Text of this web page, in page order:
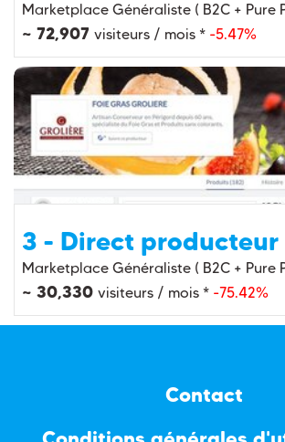
Marketplace Généraliste ( B2C + Pure
~ 72,907 visiteurs / mois * -5.47%
3 - Direct producteur
Marketplace Généraliste ( B2C + Pure
~ 30,330 visiteurs / mois * -75.42%
Contact